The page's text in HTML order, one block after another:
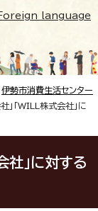
language
伊勢市消費生活センター
「WILL株式会社」に
社」に対する